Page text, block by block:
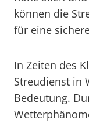
können die
für eine
In Zeiten des
Streudienst in
Bedeutung.